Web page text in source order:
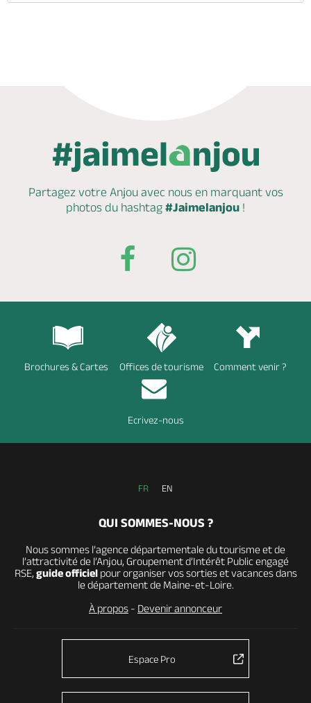
Partagez votre Anjou avec nous en marquantvos
photos du hashtag #Jaimelanjou !
Brochures & Cartes Offices de tourisme Comment venir ?
Ecrivez-nous
FR EN
QUI SOMMES-NOUS ?
Nous sommes l’agence départementale du tourisme et de
l’attractivité de l’Anjou, Groupement d’Intérêt Public engagé
RSE, guide officielpour organiser vos sorties et vacances dans
le département de Maine-et-Loire.
À propos - Devenir annonceur
Espace Pro